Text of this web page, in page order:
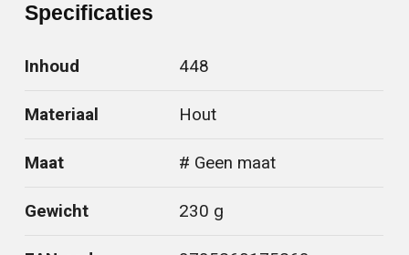
Specificaties
Inhoud 448
Materiaal Hout
Maat # Geen maat
Gewicht 230 g